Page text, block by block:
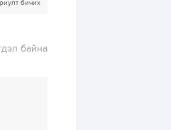
бичих
байна